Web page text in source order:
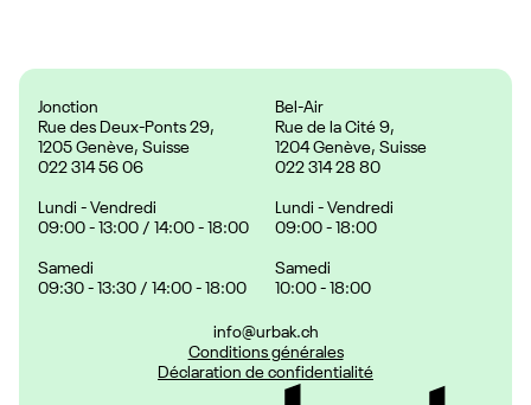
Jonction
Rue des Deux-Ponts 29,
1205 Genève, Suisse
022 314 56 06
Lundi - Vendredi
09:00 - 13:00 / 14:00 - 18:00
Samedi
09:30 - 13:30 / 14:00 - 18:00
Bel-Air
Rue de la Cité 9,
1204 Genève, Suisse
022 314 28 80
Lundi - Vendredi
09:00 - 18:00
Samedi
10:00 - 18:00
info@urbak.ch
Conditions générales
Déclaration de confidentialité